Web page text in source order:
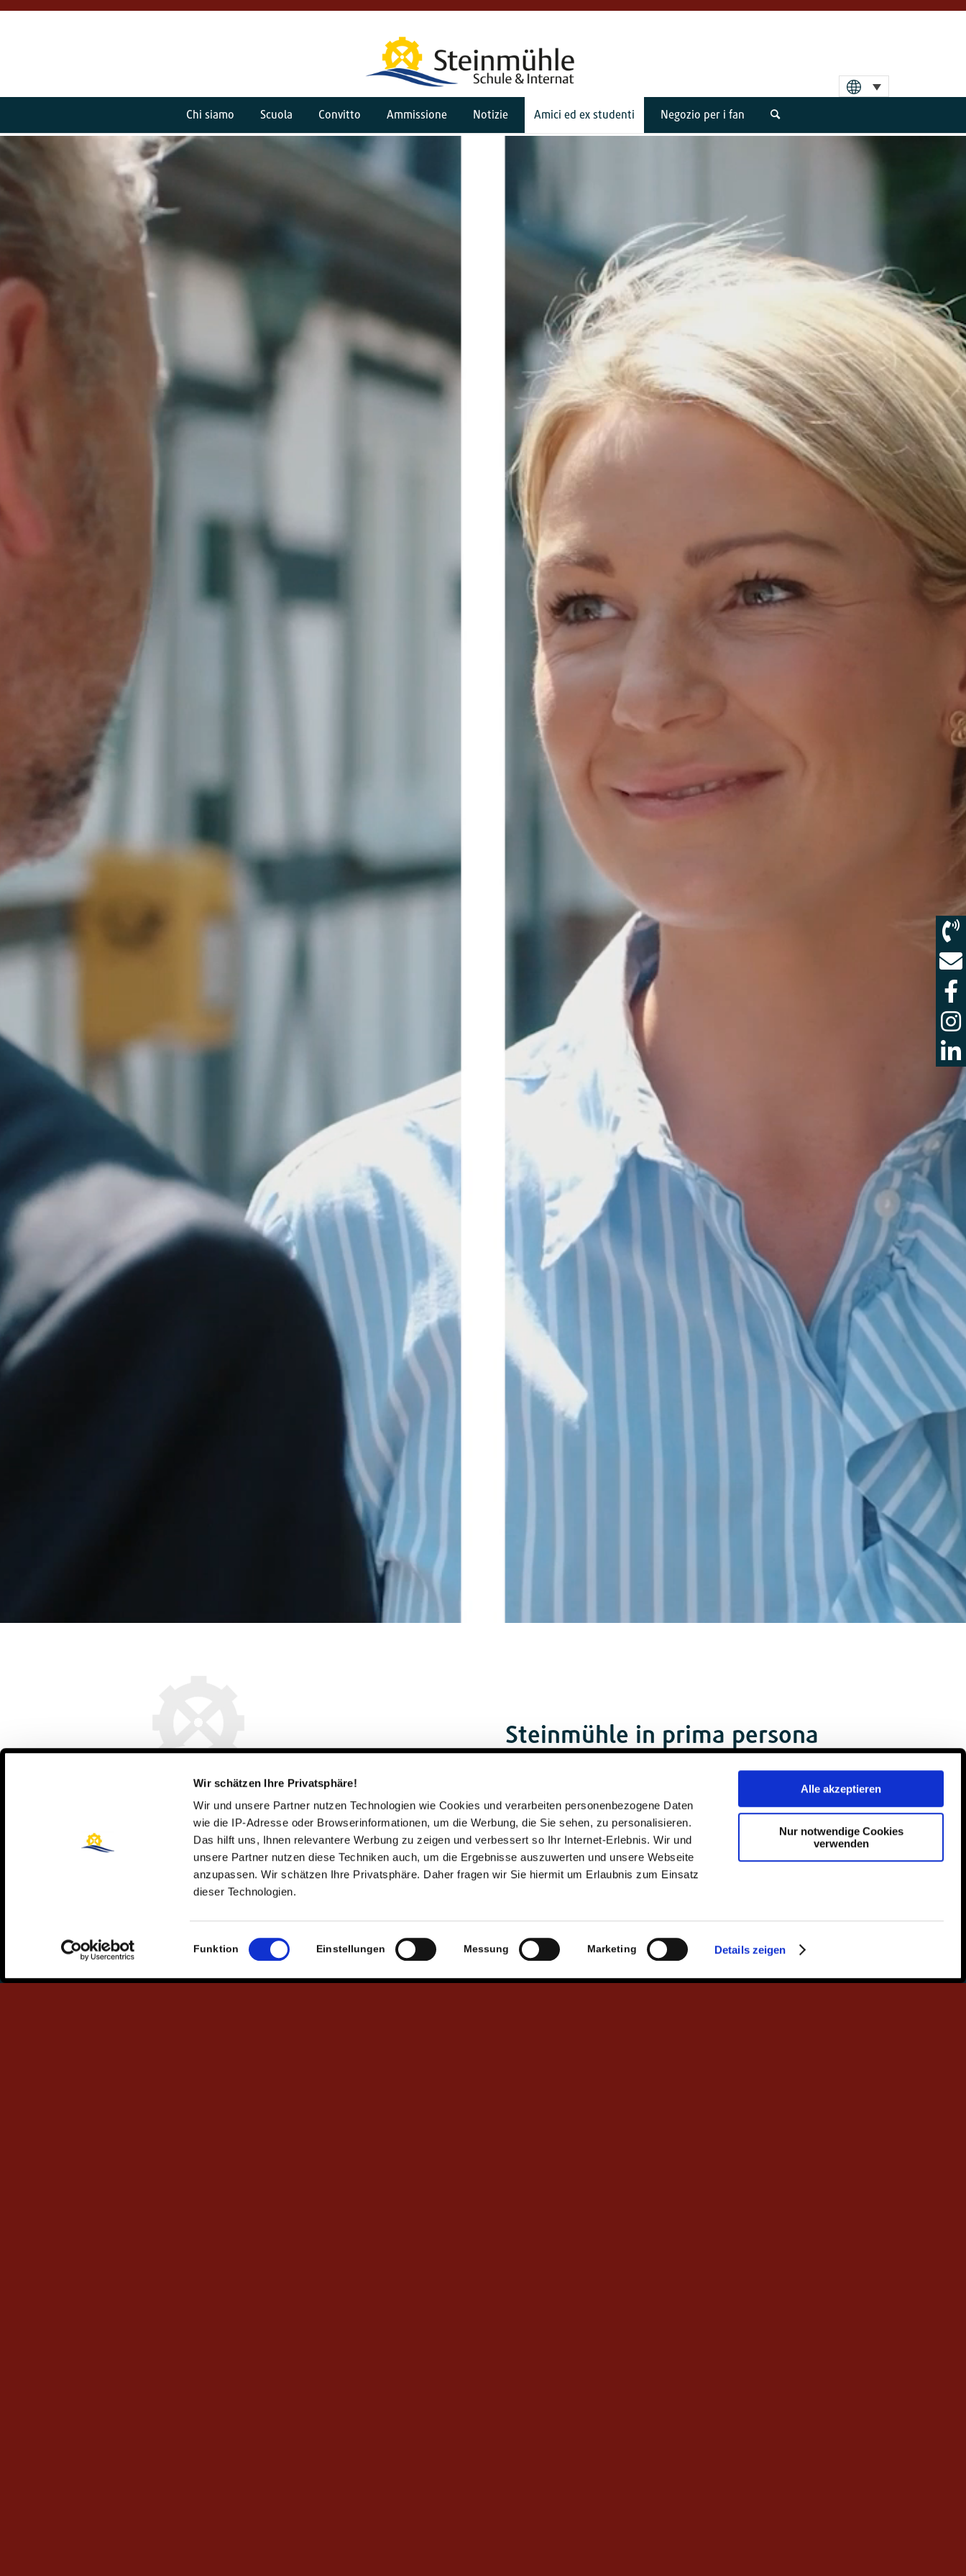
Wir schätzen Ihre Privatsphäre!
Wir und unsere Partner nutzen Technologien wie Cookies und verarbeiten personenbezogene Daten
wie die IP-Adresse oder Browserinformationen, um die Werbung, die Sie sehen, zu personalisieren.
Das hilft uns, Ihnen relevantere Werbung zu zeigen und verbessert so Ihr Internet-Erlebnis. Wir und
unsere Partner nutzen diese Techniken auch, um die Ergebnisse auszuwerten und unsere Webseite
anzupassen. Wir schätzen Ihre Privatsphäre. Daher fragen wir Sie hiermit um Erlaubnis zum Einsatz
dieser Technologien.
Einwilligungsauswahl
Funktion Einstellungen Messung Marketing Details zeigen
Alle akzeptieren
Nur notwendige Cookies
verwenden
Chi siamo Scuola Convitto Ammissione Notizie Amici ed ex studenti Negozio per i fan
Storie degli ex studenti
Steinmühle in prima persona
Negli ultimi anni e decenni, tantissimi bambini e ragazzi hanno visitato la
Steinmühle – e ognuno di loro ha una storia tutta sua da raccontare. Cosa
hanno vissuto? Cosa si sono portati dietro dalla loro esperienza alla
Steinmühle nella vita di poi? Cosa li ha segnati in modo duraturo? A nome
di tutti, abbiamo chiesto a sei ex studenti di raccontarci la loro storia.